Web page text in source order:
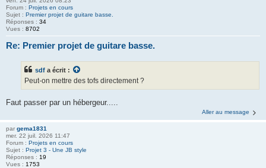
Forum : Projets en cours
Sujet : Premier projet de guitare basse.
Réponses : 34
Vues : 8702
Re: Premier projet de guitare basse.
sdf a écrit :
Peut-on mettre des tofs directement ?
Faut passer par un hébergeur.....
Aller au message
par gema1831
mer. 22 juil. 2026 11:47
Forum : Projets en cours
Sujet : Projet 3 - Une JB style
Réponses : 19
Vues : 1753